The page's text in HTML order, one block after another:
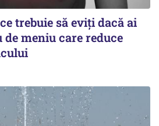
trebuie să eviți dacă ai
meniu care reduce